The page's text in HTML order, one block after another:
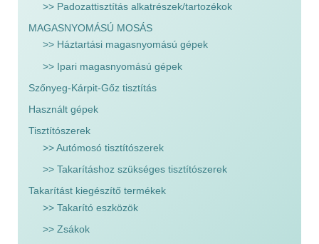
>> Padozattisztítás alkatrészek/tartozékok
MAGASNYOMÁSÚ MOSÁS
>> Háztartási magasnyomású gépek
>> Ipari magasnyomású gépek
Szőnyeg-Kárpit-Gőz tisztítás
Használt gépek
Tisztítószerek
>> Autómosó tisztítószerek
>> Takarításhoz szükséges tisztítószerek
Takarítást kiegészítő termékek
>> Takarító eszközök
>> Zsákok